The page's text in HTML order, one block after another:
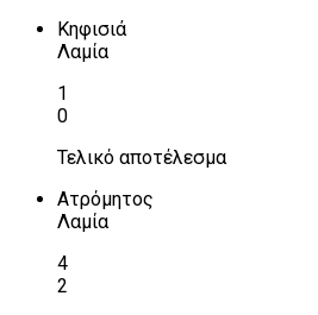
Κηφισιά
Λαμία
1
0
Τελικό αποτέλεσμα
Ατρόμητος
Λαμία
4
2